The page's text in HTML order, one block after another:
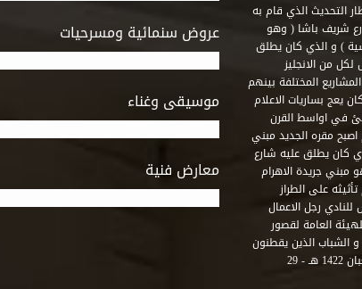
عروض سنمائية ومسرحيات
موسيقى وغناء
معارض فنية
التحديث الذي قام به
شريف باشا ( وهو
) و الذي كان يطلق
من الانجليز
المختلفة بينهم
يعج بساريات الاعلام
في اواسط القرن
محمد علي ثم اصبح مقره الجديد مبني
كان يطلق عليه شارع
– ثم طريق الحرية. وقد بني امام النادي قصر اجيون في 1887 وهو مبني جريدة الاهرام
على الطراز
في نهاية شارع رشيد رقم 1 كان اخر رئيس للنادي رجل الاعمال
تابعا للهيئة العامة لقصور
الشباب الذين يقطنون
هذه المنطقة من مدينة الاسكندرية . و في عام 2001 و بالتحديد في الاثنين 12 شعبان 1422 هـ - 29